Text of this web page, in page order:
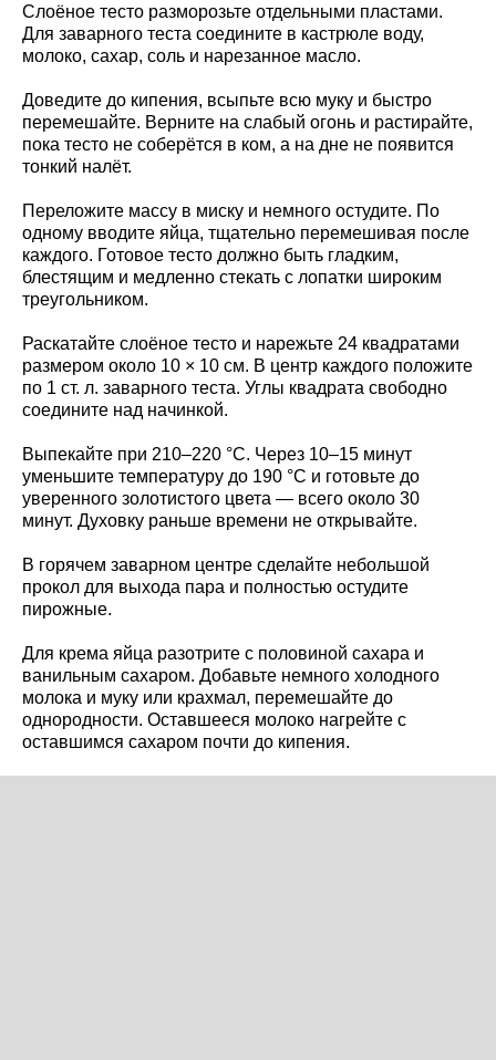
Слоёное тесто разморозьте отдельными пластами.
Для заварного теста соедините в кастрюле воду,
молоко, сахар, соль и нарезанное масло.
Доведите до кипения, всыпьте всю муку и быстро
перемешайте. Верните на слабый огонь и растирайте,
пока тесто не соберётся в ком, а на дне не появится
тонкий налёт.
Переложите массу в миску и немного остудите. По
одному вводите яйца, тщательно перемешивая после
каждого. Готовое тесто должно быть гладким,
блестящим и медленно стекать с лопатки широким
треугольником.
Раскатайте слоёное тесто и нарежьте 24 квадратами
размером около 10 × 10 см. В центр каждого положите
по 1 ст. л. заварного теста. Углы квадрата свободно
соедините над начинкой.
Выпекайте при 210–220 °C. Через 10–15 минут
уменьшите температуру до 190 °C и готовьте до
уверенного золотистого цвета — всего около 30
минут. Духовку раньше времени не открывайте.
В горячем заварном центре сделайте небольшой
прокол для выхода пара и полностью остудите
пирожные.
Для крема яйца разотрите с половиной сахара и
ванильным сахаром. Добавьте немного холодного
молока и муку или крахмал, перемешайте до
однородности. Оставшееся молоко нагрейте с
оставшимся сахаром почти до кипения.